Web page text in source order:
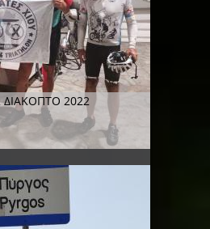
ΔΙΑΚΟΠΤΟ 2022